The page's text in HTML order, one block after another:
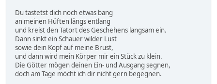
Du tastetst dich noch etwas bang
an meinen Hüften längs entlang
und kreist den Tatort des Geschehens langsam ein.
Dann sinkt ein Schauer wilder Lust
sowie dein Kopf auf meine Brust,
und dann wird mein Körper mir ein Stück zu klein.
Die Götter mögen deinen Ein- und Ausgang segnen,
doch am Tage möcht ich dir nicht gern begegnen.